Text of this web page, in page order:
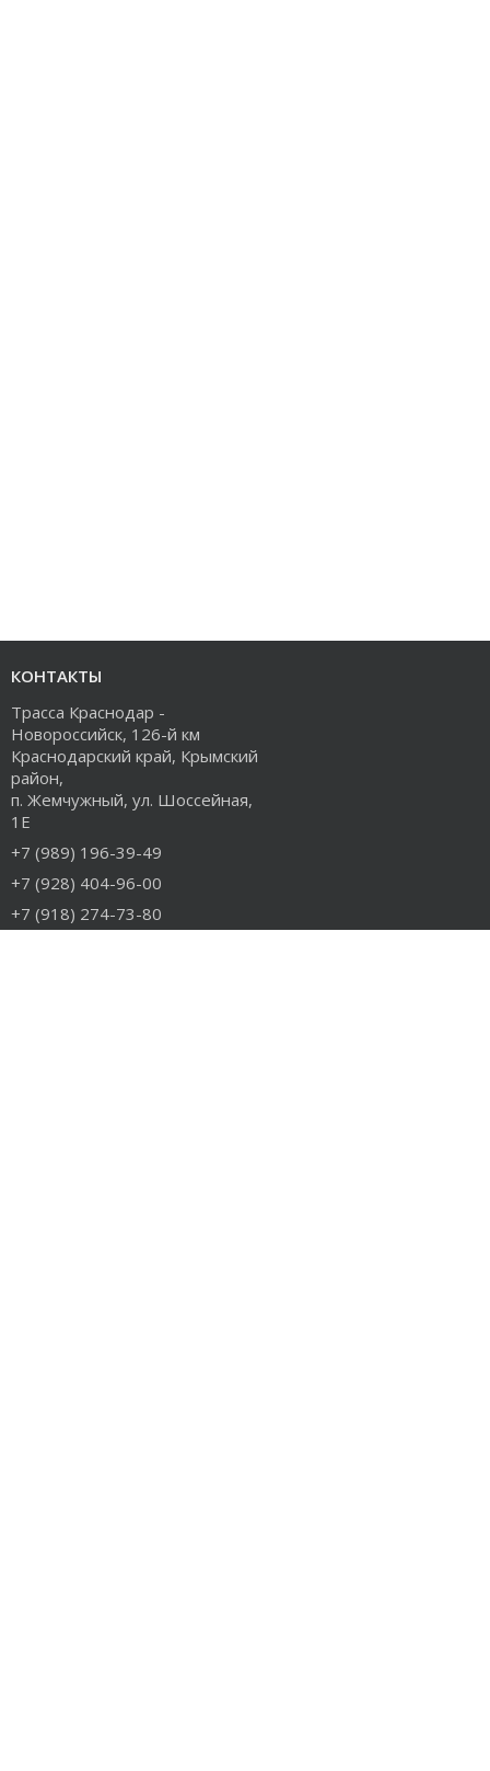
КОНТАКТЫ
Трасса Краснодар -
Новороссийск, 126-й км
Краснодарский край, Крымский
район,
п. Жемчужный, ул. Шоссейная,
1Е
+7 (989) 196-39-49
+7 (928) 404-96-00
+7 (918) 274-73-80